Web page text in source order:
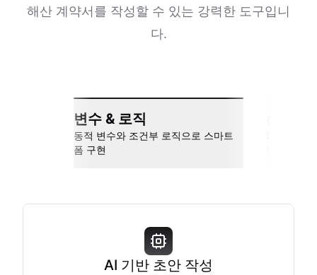
해산 계약서를 작성할 수 있는 강력한 도구입니
다.
변수 & 로직
동적 변수와 조건부 로직으로 스마트
폼 구현
AI 기반 초안 작성